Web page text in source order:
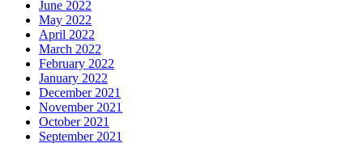
June 2022
May 2022
April 2022
March 2022
February 2022
January 2022
December 2021
November 2021
October 2021
September 2021